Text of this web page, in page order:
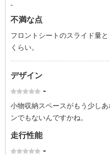
-
不満な点
フロントシートのスライド量
くらい。
デザイン
-
小物収納スペースがもう少し
ンでもないんですかね。
走行性能
-